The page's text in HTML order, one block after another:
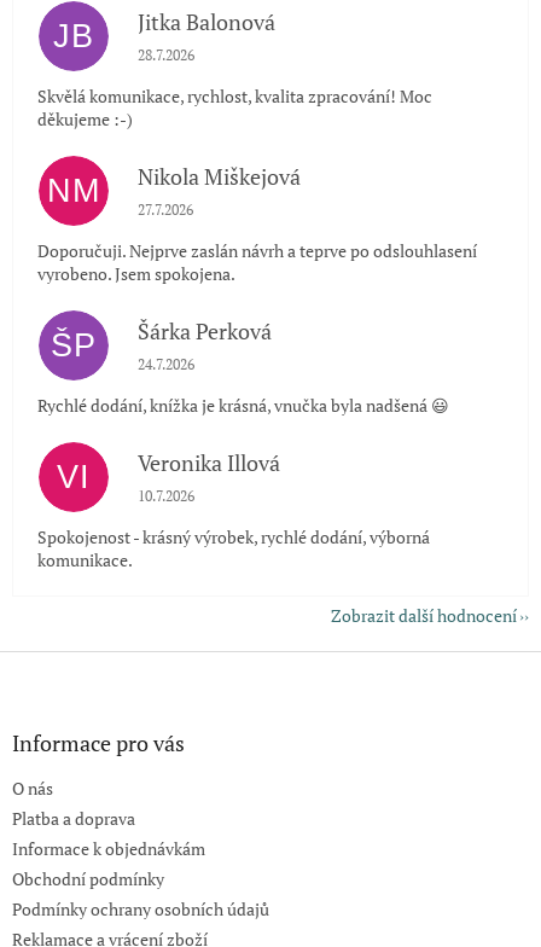
JB Jitka Balonová
Hodnocení obchodu je 5 z 5 hvězdiček.
28.7.2026
Skvělá komunikace, rychlost, kvalita zpracování! Moc
děkujeme :-)
NM Nikola Miškejová
Hodnocení obchodu je 5 z 5 hvězdiček.
27.7.2026
Doporučuji. Nejprve zaslán návrh a teprve po odslouhlasení
vyrobeno. Jsem spokojena.
ŠP Šárka Perková
Hodnocení obchodu je 5 z 5 hvězdiček.
24.7.2026
Rychlé dodání, knížka je krásná, vnučka byla nadšená 😃
VI Veronika Illová
Hodnocení obchodu je 5 z 5 hvězdiček.
10.7.2026
Spokojenost - krásný výrobek, rychlé dodání, výborná
komunikace.
Zobrazit další hodnocení
Z
Informace pro vás
O nás
Platba a doprava
Informace k objednávkám
Obchodní podmínky
Podmínky ochrany osobních údajů
Reklamace a vrácení zboží